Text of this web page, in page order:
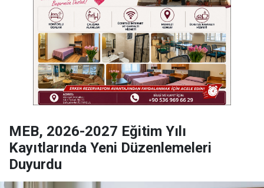
MEB, 2026-2027 Eğitim Yılı
Kayıtlarında Yeni Düzenlemeleri
Duyurdu